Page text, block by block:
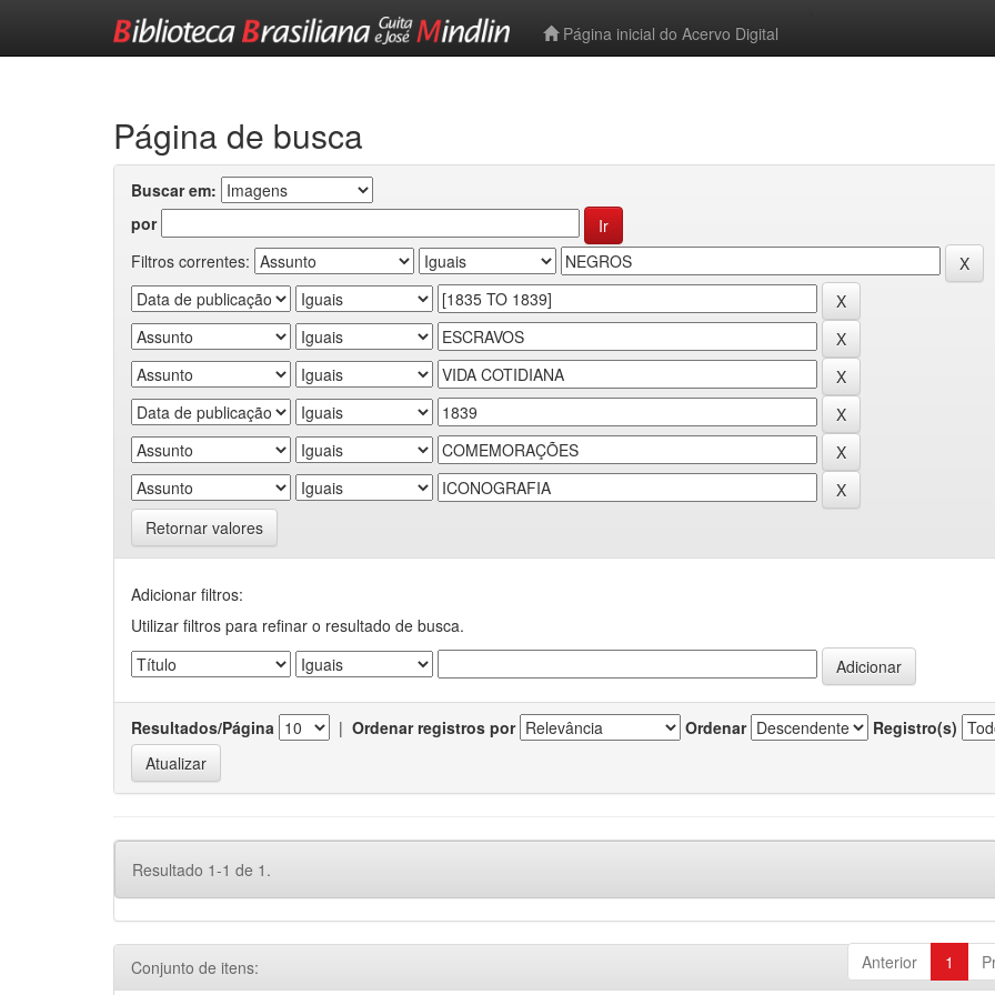
Página inicial do Acervo Digital
Página de busca
Buscar em:
por
Filtros correntes:
Retornar valores
Adicionar filtros:
Utilizar filtros para refinar o resultado de busca.
Resultados/Página | Ordenar registros por Ordenar Registro(s)
Resultado 1-1 de 1.
Anterior 1
Conjunto de itens: